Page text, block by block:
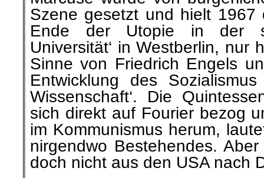
Szene gesetzt und hielt 1967
Ende der Utopie in der
Universität‘ in Westberlin, nur
Sinne von Friedrich Engels
Entwicklung des
Wissenschaft‘. Die
sich direkt auf Fourier bezog
im Kommunismus herum,
nirgendwo Bestehendes.
doch nicht aus den USA nach